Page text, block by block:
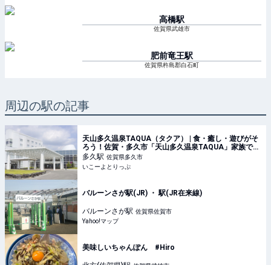
高橋駅
佐賀県武雄市
肥前竜王駅
佐賀県杵島郡白石町
周辺の駅の記事
天山多久温泉TAQUA（タクア） | 食・癒し・遊びがそ
ろう！佐賀・多久市「天山多久温泉TAQUA」家族で楽
しむ温泉リゾート | 佐賀県多久市 | いこーよとりっぷ
多久駅 佐賀県多久市
いこーよとりっぷ
バルーンさが駅(JR) ・ 駅(JR在来線)
バルーンさが駅 佐賀県佐賀市
Yahoo!マップ
美味しいちゃんぽん #Hiro